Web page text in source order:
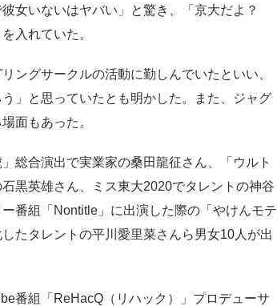
彼女いないはヤバい」と驚き、「京大だよ？
入れていた。
ングサークルの活動に勤しんでいたといい、
」と思っていたとも明かした。また、ジャグ
面もあった。
総合演出で実業家の桑田龍征さん、「ウルト
黒英雄さん、ミス東大2020でタレントの神谷
番組「Nontitle」に出演した際の「やけんモテ
たタレントの平川愛里菜さんら男女10人が出
番組「ReHacQ（リハック）」プロデューサ